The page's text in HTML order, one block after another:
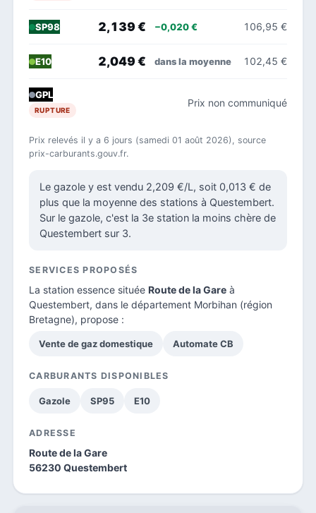
SP98 2,139 € −0,020 € 106,95 €
E10 2,049 € dans la moyenne 102,45 €
GPL
RUPTURE
Prix non communiqué
Prix relevés il y a 6 jours (samedi 01 août 2026), source
prix-carburants.gouv.fr.
Le gazole y est vendu 2,209 €/L, soit 0,013 € de
plus que la moyenne des stations à Questembert.
Sur le gazole, c'est la 3e station la moins chère de
Questembert sur 3.
SERVICES PROPOSÉS
La station essence située Route de la Gare à
Questembert, dans le département Morbihan (région
Bretagne), propose :
Vente de gaz domestique Automate CB
CARBURANTS DISPONIBLES
Gazole SP95 E10
ADRESSE
Route de la Gare
56230 Questembert